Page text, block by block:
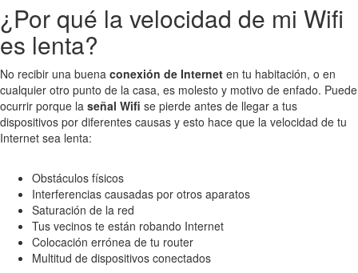
¿Por qué la velocidad de mi Wifi
es lenta?
No recibir una buena conexión de Internet en tu habitación, o en
cualquier otro punto de la casa, es molesto y motivo de enfado. Puede
ocurrir porque la señal Wifi se pierde antes de llegar a tus
dispositivos por diferentes causas y esto hace que la velocidad de tu
Internet sea lenta:
Obstáculos físicos
Interferencias causadas por otros aparatos
Saturación de la red
Tus vecinos te están robando Internet
Colocación errónea de tu router
Multitud de dispositivos conectados